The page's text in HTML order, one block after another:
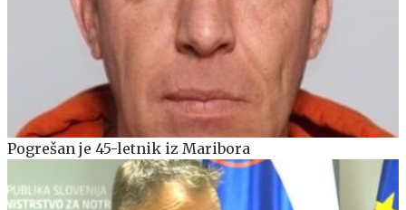
Pogrešan je 45-letnik iz Maribora